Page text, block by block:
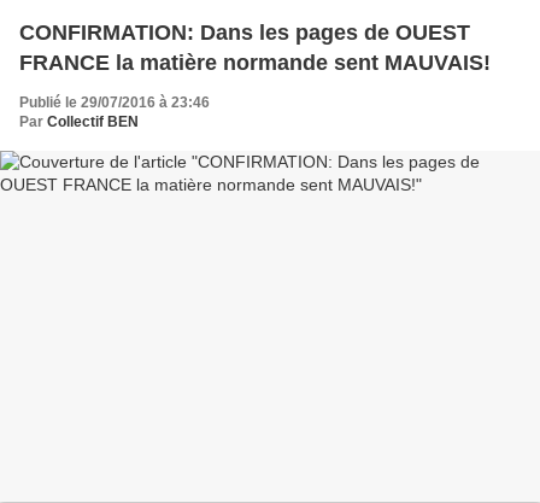
CONFIRMATION: Dans les pages de OUEST
FRANCE la matière normande sent MAUVAIS!
Publié le 29/07/2016 à 23:46
Par Collectif BEN